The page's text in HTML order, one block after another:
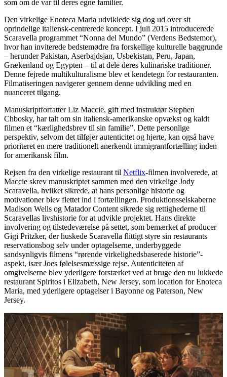
som om de var til deres egne familier.
Den virkelige Enoteca Maria udviklede sig dog ud over sit
oprindelige italiensk-centrerede koncept. I juli 2015 introducerede
Scaravella programmet “Nonna del Mundo” (Verdens Bedstemor),
hvor han inviterede bedstemødre fra forskellige kulturelle baggrunde
– herunder Pakistan, Aserbajdsjan, Usbekistan, Peru, Japan,
Grækenland og Egypten – til at dele deres kulinariske traditioner.
Denne fejrede multikulturalisme blev et kendetegn for restauranten.
Filmatiseringen navigerer gennem denne udvikling med en
nuanceret tilgang.
Manuskriptforfatter Liz Maccie, gift med instruktør Stephen
Chbosky, har talt om sin italiensk-amerikanske opvækst og kaldt
filmen et “kærlighedsbrev til sin familie”. Dette personlige
perspektiv, selvom det tilføjer autenticitet og hjerte, kan også have
prioriteret en mere traditionelt anerkendt immigrantfortælling inden
for amerikansk film.
Rejsen fra den virkelige restaurant til Netflix-filmen involverede, at
Maccie skrev manuskriptet sammen med den virkelige Jody
Scaravella, hvilket sikrede, at hans personlige historie og
motivationer blev flettet ind i fortællingen. Produktionsselskaberne
Madison Wells og Matador Content sikrede sig rettighederne til
Scaravellas livshistorie for at udvikle projektet. Hans direkte
involvering og tilstedeværelse på settet, som bemærket af producer
Gigi Pritzker, der huskede Scaravella flittigt styre sin restaurants
reservationsbog selv under optagelserne, underbyggede
sandsynligvis filmens “rørende virkelighedsbaserede historie”-
aspekt, især Joes følelsesmæssige rejse. Autenticiteten af
omgivelserne blev yderligere forstærket ved at bruge den nu lukkede
restaurant Spiritos i Elizabeth, New Jersey, som location for Enoteca
Maria, med yderligere optagelser i Bayonne og Paterson, New
Jersey.